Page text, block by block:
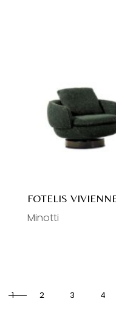
FOTELIS
Minotti
1 2 3 4